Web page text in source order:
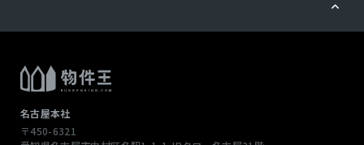
名古屋本社
〒450-6321